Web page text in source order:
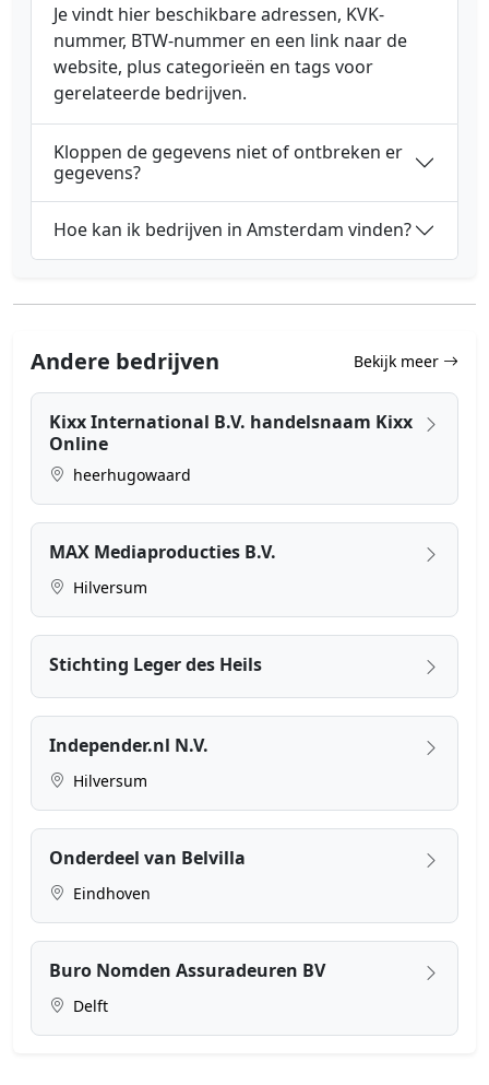
Je vindt hier beschikbare adressen, KVK-
nummer, BTW-nummer en een link naar de
website, plus categorieën en tags voor
gerelateerde bedrijven.
Kloppen de gegevens niet of ontbreken er
gegevens?
Hoe kan ik bedrijven in Amsterdam vinden?
Andere bedrijven Bekijk meer
Kixx International B.V. handelsnaam Kixx
Online
heerhugowaard
MAX Mediaproducties B.V.
Hilversum
Stichting Leger des Heils
Independer.nl N.V.
Hilversum
Onderdeel van Belvilla
Eindhoven
Buro Nomden Assuradeuren BV
Delft